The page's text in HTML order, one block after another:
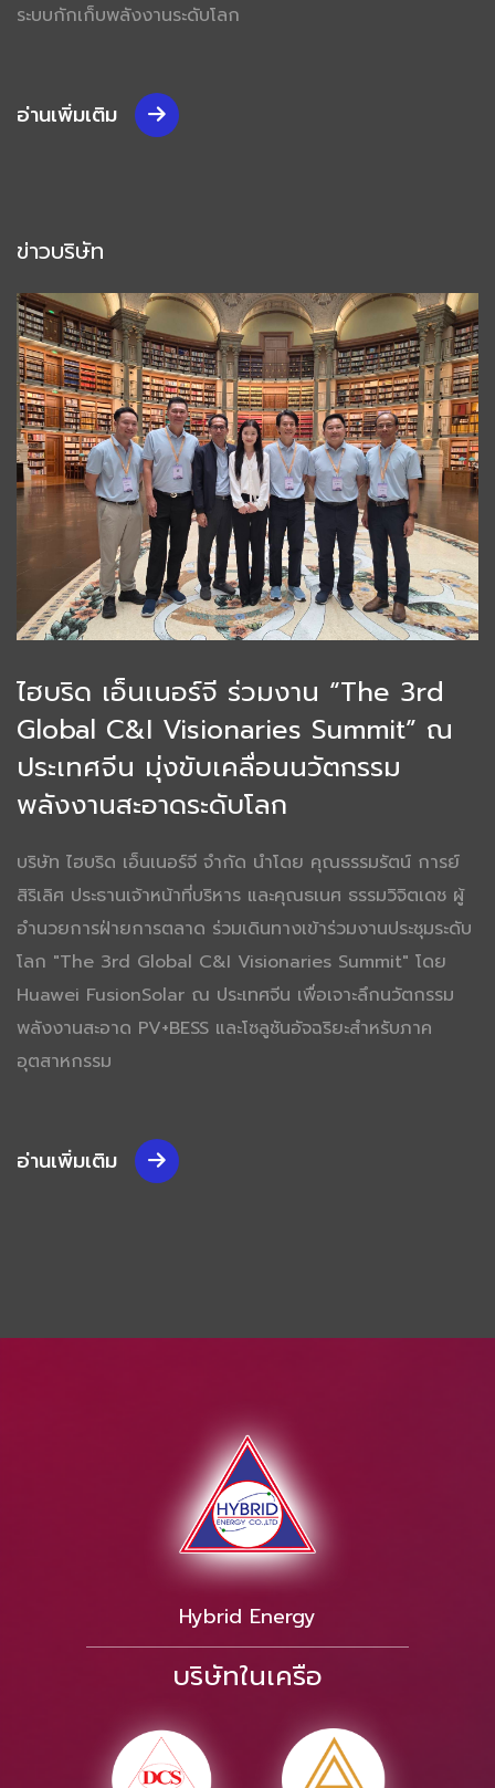
ระบบกักเก็บพลังงานระดับโลก
อ่านเพิ่มเติม
ข่าวบริษัท
ไฮบริด เอ็นเนอร์จี ร่วมงาน “The 3rd
Global C&I Visionaries Summit” ณ
ประเทศจีน มุ่งขับเคลื่อนนวัตกรรม
พลังงานสะอาดระดับโลก
บริษัท ไฮบริด เอ็นเนอร์จี จำกัด นำโดย คุณธรรมรัตน์ การย์
สิริเลิศ ประธานเจ้าหน้าที่บริหาร และคุณธเนศ ธรรมวิจิตเดช ผู้
อำนวยการฝ่ายการตลาด ร่วมเดินทางเข้าร่วมงานประชุมระดับ
โลก "The 3rd Global C&I Visionaries Summit" โดย
Huawei FusionSolar ณ ประเทศจีน เพื่อเจาะลึกนวัตกรรม
พลังงานสะอาด PV+BESS และโซลูชันอัจฉริยะสำหรับภาค
อุตสาหกรรม
อ่านเพิ่มเติม
Hybrid Energy
บริษัทในเครือ